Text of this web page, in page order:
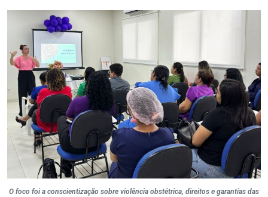
O foco foi a conscientização sobre violência obstétrica, direitos e garantias das